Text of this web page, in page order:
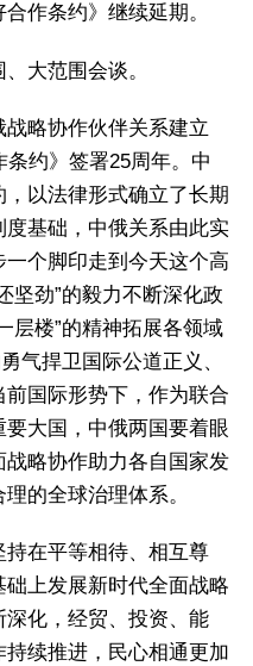
作条约》继续延期。
大范围会谈。
略协作伙伴关系建立
约》签署25周年。中
以法律形式确立了长期
基础，中俄关系由此实
个脚印走到今天这个高
坚劲”的毅力不断深化政
层楼”的精神拓展各领域
气捍卫国际公道正义、
国际形势下，作为联合
大国，中俄两国要着眼
略协作助力各自国家发
的全球治理体系。
在平等相待、相互尊
上发展新时代全面战略
化，经贸、投资、能
续推进，民心相通更加